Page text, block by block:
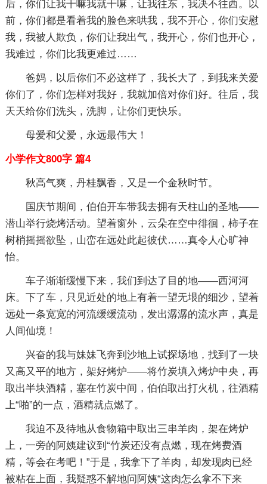
后，你们让我干嘛我就干嘛，让我往东，我决不往西。以
前，你们都是看着我的脸色来哄我，我不开心，你们安慰
我，我被人欺负，你们让我出气，我开心，你们也开心，
我难过，你们比我更难过……
爸妈，以后你们不必这样了，我长大了，到我来关爱
你们了，你们怎样对我好，我就加倍对你们好。往后，我
天天给你们洗头，洗脚，让你们更快乐。
母爱和父爱，永远最伟大！
小学作文800字 篇4
秋高气爽，丹桂飘香，又是一个金秋时节。
国庆节期间，伯伯开车带我去拥有天柱山的圣地——
潜山举行烧烤活动。望着窗外，云朵在空中徘徊，柿子在
树梢摇摇欲坠，山峦在远处此起彼伏……真令人心旷神
怡。
车子渐渐缓慢下来，我们到达了目的地——西河河
床。下了车，只见近处的地上有着一望无垠的细沙，望着
远处一条宽宽的河流缓缓流动，发出潺潺的流水声，真是
人间仙境！
兴奋的我与妹妹飞奔到沙地上试探场地，找到了一块
又高又平的地方，架好烤炉——将竹炭填入烤炉中央，再
取出半块酒精，塞在竹炭中间，伯伯取出打火机，往酒精
上“啪”的一点，酒精就点燃了。
我迫不及待地从食物箱中取出三串羊肉，架在烤炉
上，一旁的阿姨建议到“竹炭还没有点燃，现在烤费酒
精，等会在考吧！”于是，我拿下了羊肉，却发现肉已经
被粘在上面，我疑惑不解地问阿姨“这肉怎么拿不下来